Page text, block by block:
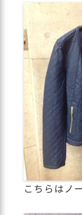
こちらはノ